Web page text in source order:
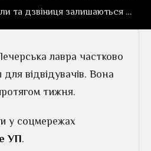
та дзвіниця залишаються …
лавра частково
відвідувачів. Вона
тижня.
у соцмережах
УП.